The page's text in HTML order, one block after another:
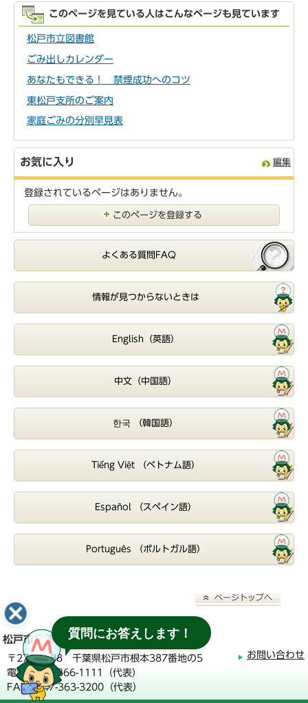
このページを見ている人はこんなページも見ています
松戸市立図書館
ごみ出しカレンダー
あなたもできる！ 禁煙成功へのコツ
東松戸支所のご案内
家庭ごみの分別早見表
お気に入り 編集
登録されているページはありません。
このページを登録する
よくある質問FAQ
情報が見つからないときは
English（英語）
中文（中国語）
한국 （韓国語）
Tiếng Việt （ベトナム語）
Español （スペイン語）
Português （ポルトガル語）
松戸市役所
〒271-8588 千葉県松戸市根本387番地の5
電話：047-366-1111（代表）
FAX：047-363-3200（代表）
お問い合わせ
質問にお答えします！